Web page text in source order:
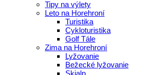
Tipy na výlety
Leto na Horehroní
Turistika
Cykloturistika
Golf Tále
Zima na Horehroní
Lyžovanie
Bežecké lyžovanie
Skialp